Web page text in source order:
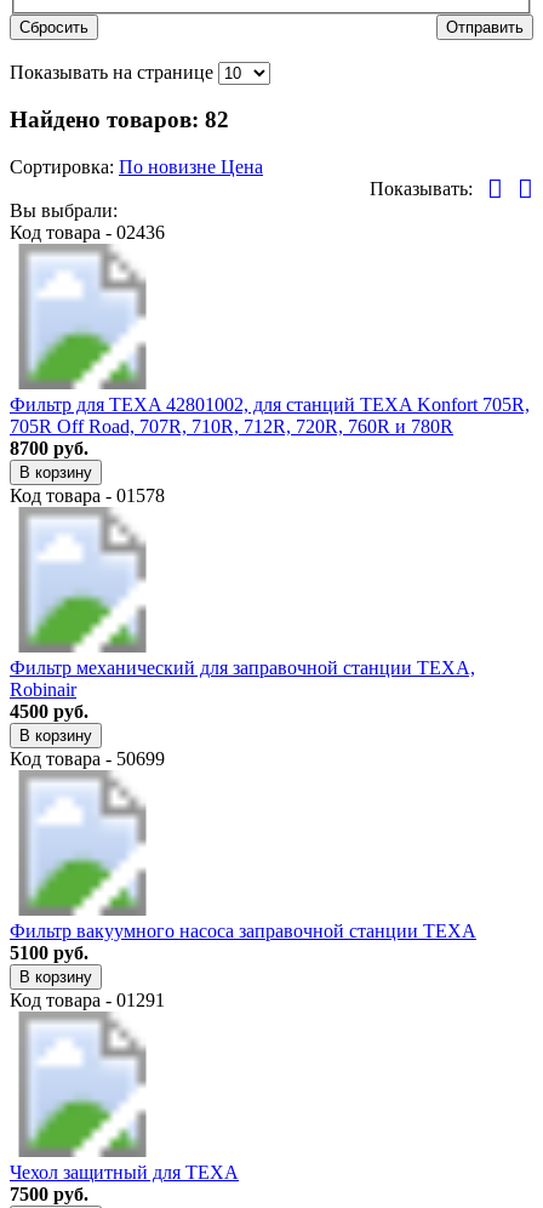
Сбросить Отправить
Показывать на странице
Найдено товаров: 82
Сортировка: По новизне Цена
Показывать:
Вы выбрали:
Код товара - 02436
Фильтр для TEXA 42801002, для станций TEXA Konfort 705R,
705R Off Road, 707R, 710R, 712R, 720R, 760R и 780R
8700 руб.
В корзину
Код товара - 01578
Фильтр механический для заправочной станции TEXA,
Robinair
4500 руб.
В корзину
Код товара - 50699
Фильтр вакуумного насоса заправочной станции TEXA
5100 руб.
В корзину
Код товара - 01291
Чехол защитный для TEXA
7500 руб.